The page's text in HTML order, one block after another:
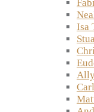
Isa